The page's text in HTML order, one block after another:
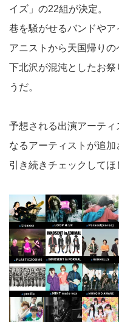
イズ」の22組が決定。
巷を騒がせるバンドや
アニストから天国帰り
下北沢が混沌としたお
うだ。
予想される出演アーテ
なるアーティストが追加
引き続きチェックしてほ